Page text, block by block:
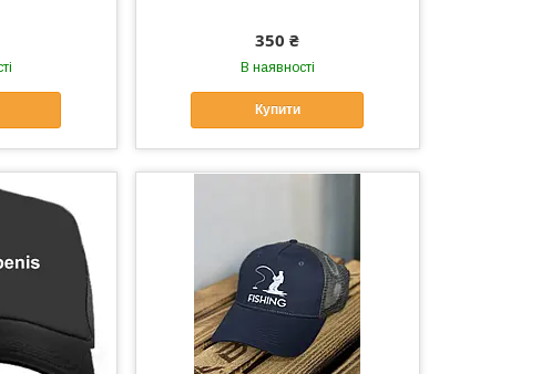
350 ₴
В наявності
Купити